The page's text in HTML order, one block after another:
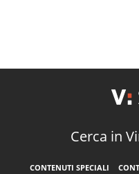
Cerca in
CONTENUTI SPECIALI